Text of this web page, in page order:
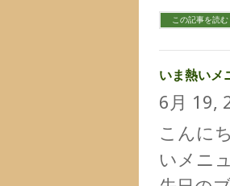
この記事を読む
いま熱いメ
6月 19,
こんに
いメニ